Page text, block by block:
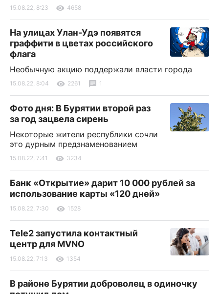
15.08.22, 8:23 4658
На улицах Улан-Удэ появятся
граффити в цветах российского
флага
Необычную акцию поддержали власти города
15.08.22, 8:04 2261 1
Фото дня: В Бурятии второй раз
за год зацвела сирень
Некоторые жители республики сочли
это дурным предзнаменованием
15.08.22, 7:41 3234
Банк «Открытие» дарит 10 000 рублей за
использование карты «120 дней»
15.08.22, 7:30 1528
Tele2 запустила контактный
центр для MVNO
15.08.22, 7:13 1354
В районе Бурятии доброволец в одиночку